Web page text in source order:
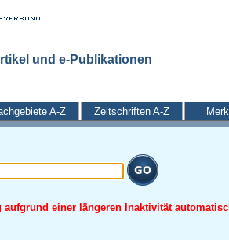
und e-Publikationen
A-Z Zeitschriften A-Z
einer längeren Inaktivität